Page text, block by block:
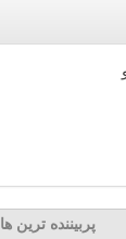
پربیننده ترین ها